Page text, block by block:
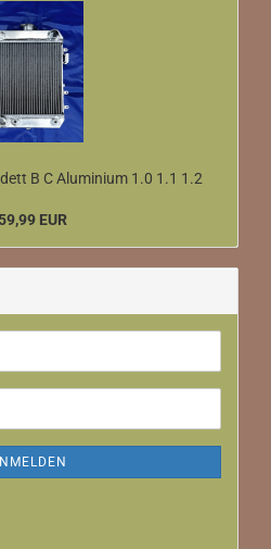
B C Aluminium 1.0 1.1 1.2
EUR